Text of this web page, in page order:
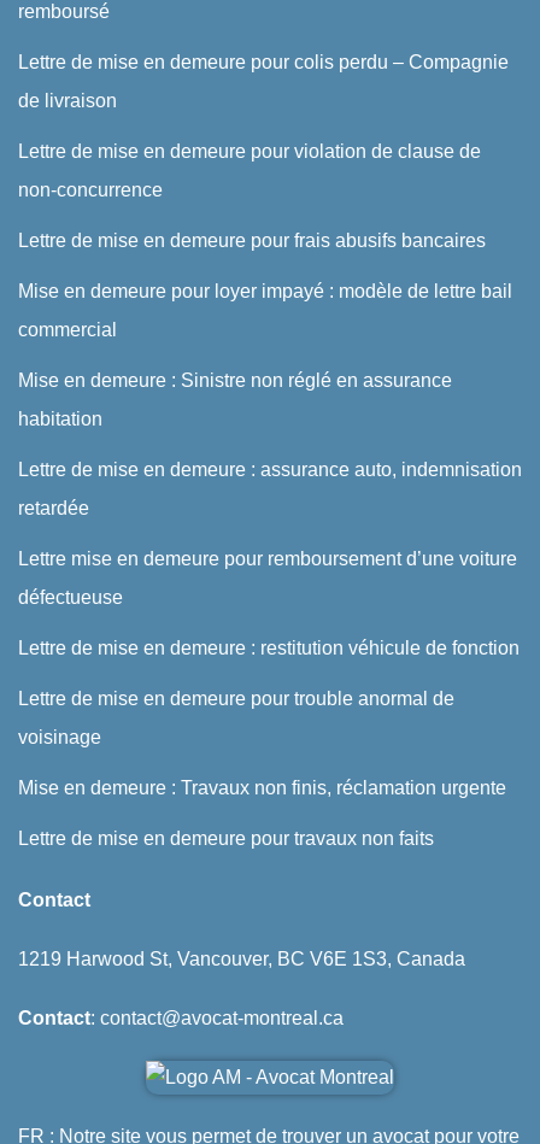
remboursé
Lettre de mise en demeure pour colis perdu – Compagnie
de livraison
Lettre de mise en demeure pour violation de clause de
non-concurrence
Lettre de mise en demeure pour frais abusifs bancaires
Mise en demeure pour loyer impayé : modèle de lettre bail
commercial
Mise en demeure : Sinistre non réglé en assurance
habitation
Lettre de mise en demeure : assurance auto, indemnisation
retardée
Lettre mise en demeure pour remboursement d’une voiture
défectueuse
Lettre de mise en demeure : restitution véhicule de fonction
Lettre de mise en demeure pour trouble anormal de
voisinage
Mise en demeure : Travaux non finis, réclamation urgente
Lettre de mise en demeure pour travaux non faits
Contact
1219 Harwood St, Vancouver, BC V6E 1S3, Canada
Contact: contact@avocat-montreal.ca
FR : Notre site vous permet de trouver un avocat pour votre